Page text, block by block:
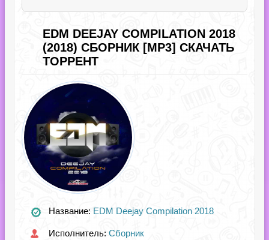
EDM DEEJAY COMPILATION 2018
(2018) СБОРНИК [MP3] СКАЧАТЬ
ТОРРЕНТ
Название: EDM Deejay Compilation 2018
Исполнитель: Сборник